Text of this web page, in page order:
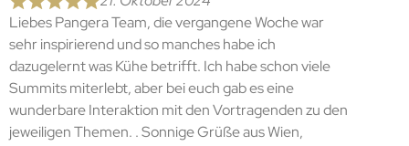
Liebes Pangera Team, die vergangene Woche war
sehr inspirierend und so manches habe ich
dazugelernt was Kühe betrifft. Ich habe schon viele
Summits miterlebt, aber bei euch gab es eine
wunderbare Interaktion mit den Vortragenden zu den
jeweiligen Themen. . Sonnige Grüße aus Wien,